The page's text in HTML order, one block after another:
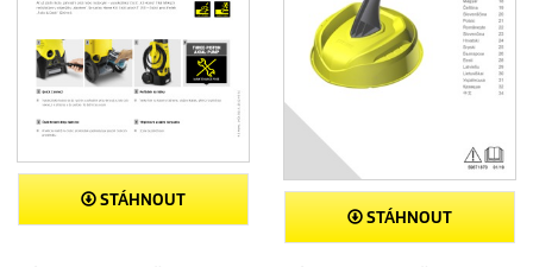
STÁHNOUT
STÁHNOUT